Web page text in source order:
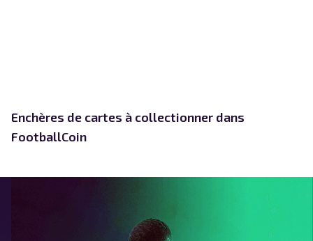
Enchères de cartes à collectionner dans
FootballCoin